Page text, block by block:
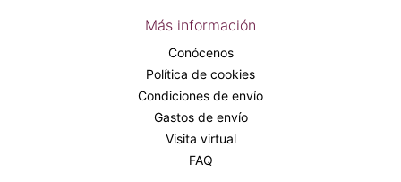
Más información
Conócenos
Política de cookies
Condiciones de envío
Gastos de envío
Visita virtual
FAQ